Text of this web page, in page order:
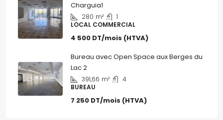
Charguia1
280 m²
1
LOCAL COMMERCIAL
4 500 DT/mois (HTVA)
Bureau avec Open Space aux Berges du
Lac 2
391,66 m²
4
BUREAU
7 250 DT/mois (HTVA)